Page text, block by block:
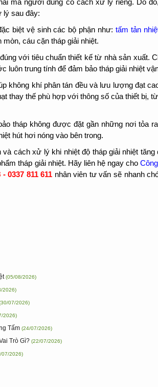
lý sau đây:
biệt vệ sinh các bộ phận như:tấm tản
cáu cặn tháp giải nhiệt.
với tiêu chuẩn thiết kế từ nhà sản xuất.
luôn trung tính để đảm bảo tháp giải nhiệt
không khí phân tán đều và lưu lượng đạt
thay thế phù hợp với thông số của thiết bị,
tháp không được đặt gần những nơi tỏa
hút hơi nóng vào bên trong.
cách xử lý khi nhiệt độ tháp giải nhiệt
tháp giải nhiệt. Hãy liên hệ ngay cho
0337 811 611 nhân viên tư vấn sẽ nhanh
(05/08/2026)
2026)
07/2026)
2026)
Tấm (24/07/2026)
Trò Gì? (22/07/2026)
07/2026)